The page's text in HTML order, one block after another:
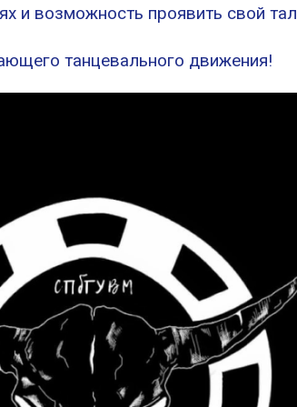
и возможность проявить свой
танцевального движения!